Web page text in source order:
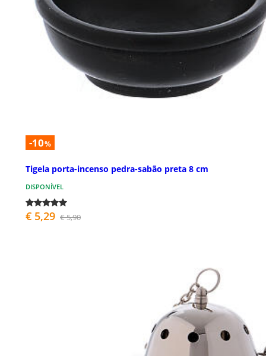
-10%
Tigela porta-incenso pedra-sabão preta 8 cm
DISPONÍVEL
€ 5,29 € 5,90